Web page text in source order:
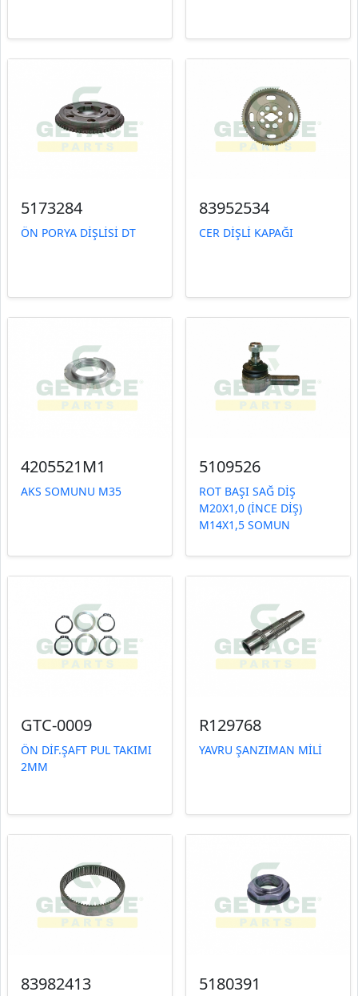
5173284
ÖN PORYA DİŞLİSİ DT
83952534
CER DİŞLİ KAPAĞI
4205521M1
AKS SOMUNU M35
5109526
ROT BAŞI SAĞ DİŞ
M20X1,0 (İNCE DİŞ)
M14X1,5 SOMUN
GTC-0009
ÖN DİF.ŞAFT PUL TAKIMI
2MM
R129768
YAVRU ŞANZIMAN MİLİ
83982413 5180391